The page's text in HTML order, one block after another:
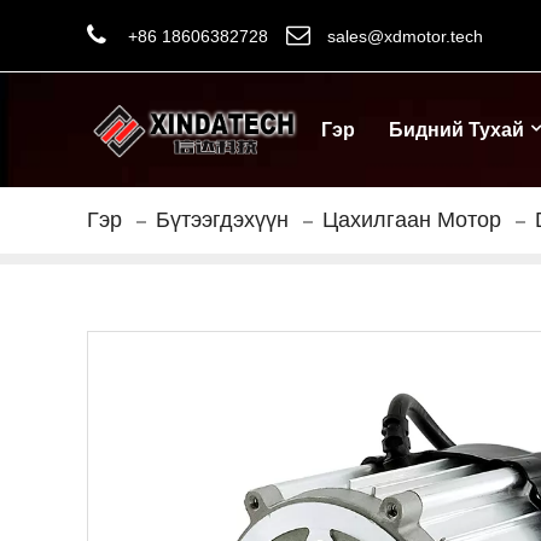
+86 18606382728 sales@xdmotor.tech
Гэр Бидний Тухай
Гэр Бүтээгдэхүүн Цахилгаан Мотор